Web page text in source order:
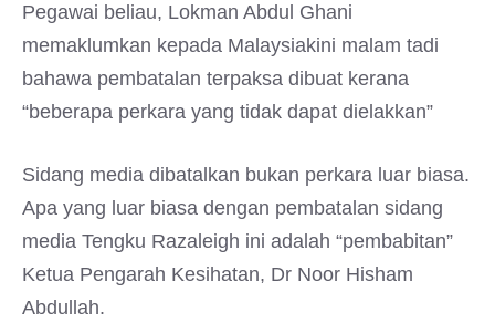
Pegawai beliau, Lokman Abdul Ghani
memaklumkan kepada Malaysiakini malam tadi
bahawa pembatalan terpaksa dibuat kerana
“beberapa perkara yang tidak dapat dielakkan”
Sidang media dibatalkan bukan perkara luar biasa.
Apa yang luar biasa dengan pembatalan sidang
media Tengku Razaleigh ini adalah “pembabitan”
Ketua Pengarah Kesihatan, Dr Noor Hisham
Abdullah.